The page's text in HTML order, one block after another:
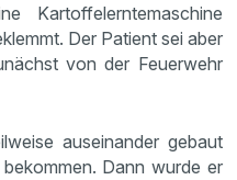
Kartoffelerntemaschine
Der Patient sei aber
von der Feuerwehr
auseinander gebaut
Dann wurde er